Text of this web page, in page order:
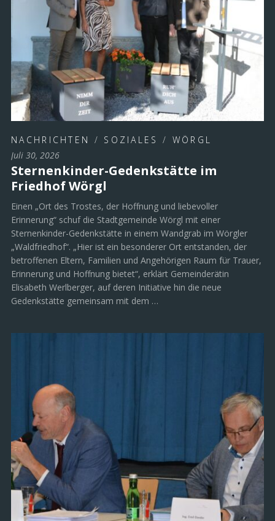
NACHRICHTEN / SOZIALES / WÖRGL
Juli 30, 2026
Sternenkinder-Gedenkstätte im
Friedhof Wörgl
Einen „Ort des Trostes, der Hoffnung und liebevoller
Erinnerung“ schuf die Stadtgemeinde Wörgl mit einer
Sternenkinder-Gedenkstätte in einem Wandgrab im Wörgler
„Waldfriedhof“. „Hier ist ein besonderer Ort entstanden, der
betroffenen Eltern, Familien und Angehörigen Raum für Trauer,
Erinnerung und Hoffnung bietet“, erklärt Gemeinderätin
Elisabeth Werlberger, auf deren Initiative hin die neue
Gedenkstätte gemeinsam mit dem …